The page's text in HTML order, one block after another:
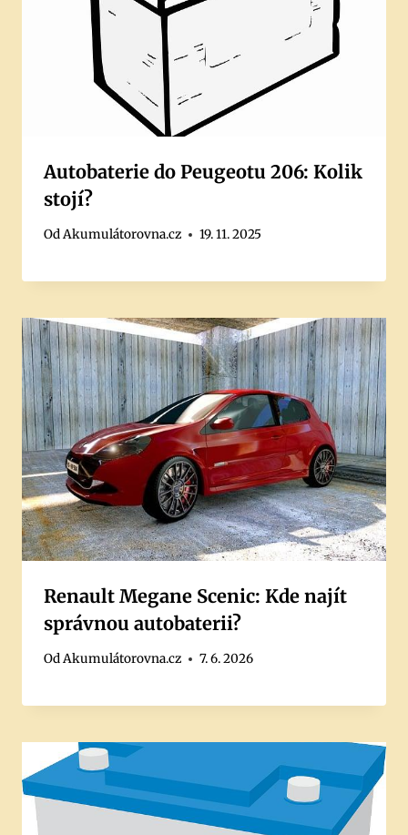
Autobaterie do Peugeotu 206: Kolik
stojí?
OdAkumulátorovna.cz 19. 11. 2025
Renault Megane Scenic: Kde najít
správnou autobaterii?
OdAkumulátorovna.cz 7. 6. 2026